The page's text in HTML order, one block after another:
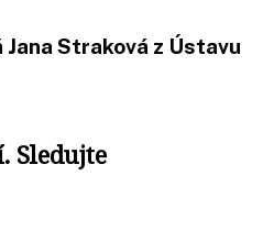
Straková z Ústavu
Sledujte